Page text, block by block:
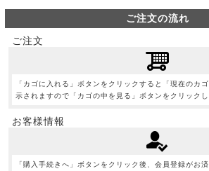
ご注文の流れ
ご注文
「カゴに入れる」ボタンをクリックすると「現在のカ
示されますので「カゴの中を見る」ボタンをクリックし
お客様情報
「購入手続きへ」ボタンをクリック後、会員登録がお